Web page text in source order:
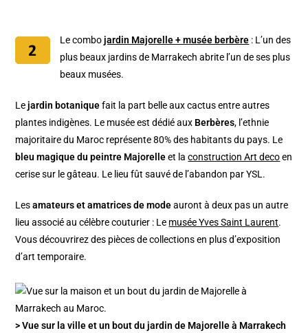
Le combojardin Majorelle + musée berbère : L’un des
plus beaux jardins de Marrakech abrite l’un de ses plus
beaux musées.
Lejardin botaniquefait la part belle aux cactus entre autres
plantes indigènes. Le musée est dédié aux Berbères, l’ethnie
majoritaire du Maroc représente 80% des habitants du pays. Le
bleu magique du peintre Majorelleet laconstruction Art decoen
cerise sur le gâteau. Le lieu fût sauvé de l’abandon par YSL.
Lesamateurs et amatrices de modeauront à deux pas un autre
lieu associé au célèbre couturier : Le musée Yves Saint Laurent.
Vous découvrirez des pièces de collections en plus d’exposition
d’art temporaire.
> Vue sur la ville et un bout du jardin de Majorelle à Marrakech